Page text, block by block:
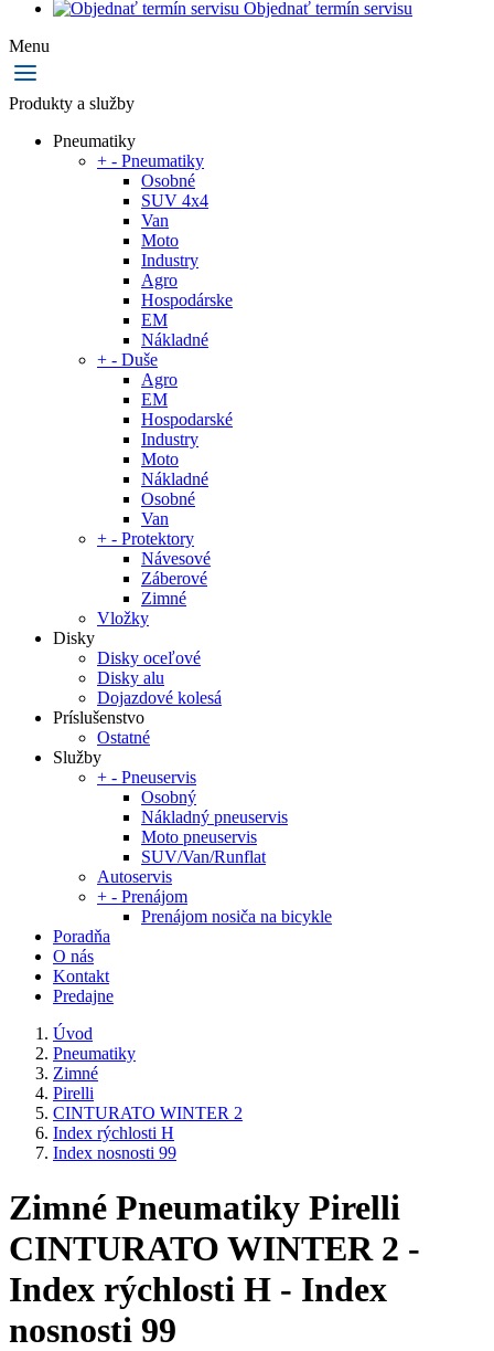
Objednať termín servisu
Menu
Produkty a služby
Pneumatiky
+ - Pneumatiky
Osobné
SUV 4x4
Van
Moto
Industry
Agro
Hospodárske
EM
Nákladné
+ - Duše
Agro
EM
Hospodarské
Industry
Moto
Nákladné
Osobné
Van
+ - Protektory
Návesové
Záberové
Zimné
Vložky
Disky
Disky oceľové
Disky alu
Dojazdové kolesá
Príslušenstvo
Ostatné
Služby
+ - Pneuservis
Osobný
Nákladný pneuservis
Moto pneuservis
SUV/Van/Runflat
Autoservis
+ - Prenájom
Prenájom nosiča na bicykle
Poradňa
O nás
Kontakt
Predajne
Úvod
Pneumatiky
Zimné
Pirelli
CINTURATO WINTER 2
Index rýchlosti H
Index nosnosti 99
Zimné Pneumatiky Pirelli
CINTURATO WINTER 2 -
Index rýchlosti H - Index
nosnosti 99